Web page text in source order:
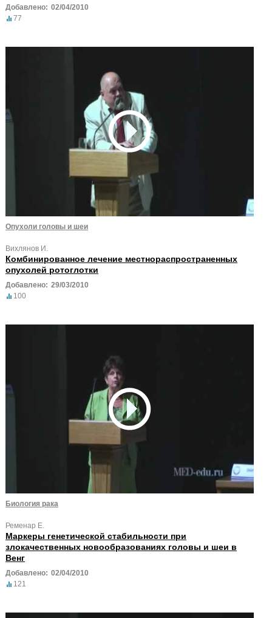
Добавлено: 02/04/2010
77
Опухоли головы и шеи
Вихлянов И.
Комбинированное лечение местнораспространенных
опухолей ротоглотки
Добавлено: 29/03/2010
100
Биология рака
Ременар Е.
Маркеры генетической стабильности при
злокачественных новообразованиях головы и шеи в
Венг
Добавлено: 02/04/2010
121